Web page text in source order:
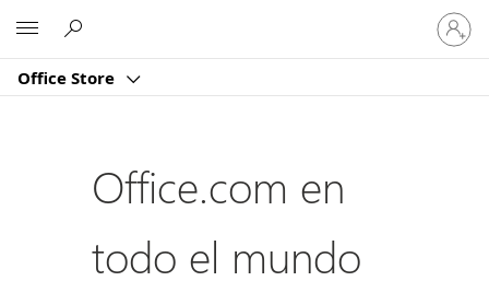
Office Store
Iniciar
sesión
en
cuenta
Office.com en
todo el mundo